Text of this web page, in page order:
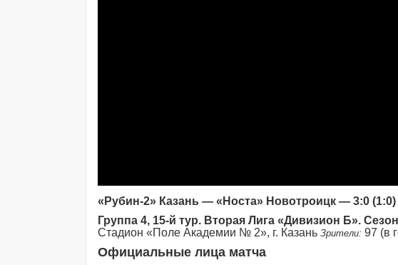
«Рубин-2» Казань — «Носта» Новотроицк — 3:0 (1:0)
Группа 4, 15-й тур. Вторая Лига «Дивизион Б».
Стадион «Поле Академии № 2», г. Казань Зрители: 97 (в
Официальные лица матча